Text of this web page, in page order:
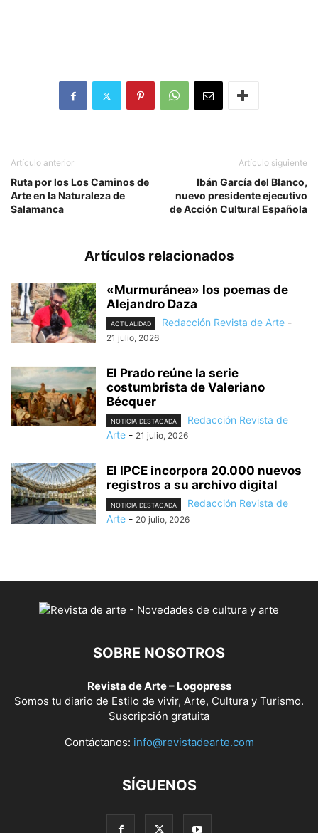
Artículo anterior
Ruta por los Los Caminos de
Arte en la Naturaleza de
Salamanca
Artículo siguiente
Ibán García del Blanco,
nuevo presidente ejecutivo
de Acción Cultural Española
Artículos relacionados
«Murmuránea» los poemas de
Alejandro Daza
ACTUALIDAD Redacción Revista de Arte -
21 julio, 2026
El Prado reúne la serie
costumbrista de Valeriano
Bécquer
NOTICIA DESTACADA
Redacción Revista de
Arte - 21 julio, 2026
El IPCE incorpora 20.000 nuevos
registros a su archivo digital
NOTICIA DESTACADA
Redacción Revista de
Arte - 20 julio, 2026
SOBRE NOSOTROS
Revista de Arte – Logopress
Somos tu diario de Estilo de vivir, Arte, Cultura y Turismo.
Suscripción gratuita
Contáctanos: info@revistadearte.com
SÍGUENOS